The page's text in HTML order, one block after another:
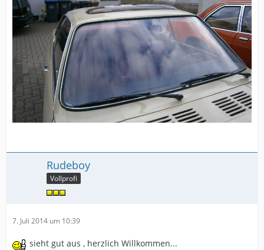
Rudeboy
Vollprofi
7. Juli 2014 um 10:39
sieht gut aus , herzlich Willkommen...